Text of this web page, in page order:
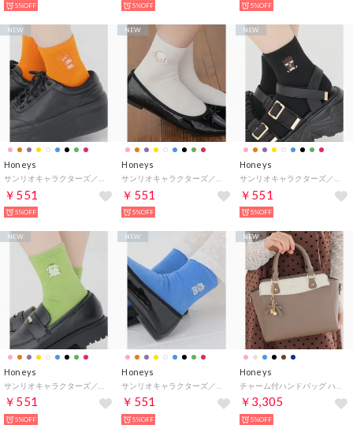
5%OFF 5%OFF 5%OFF
Honeys
￥551
NEW
5%OFF
Honeys
￥551
NEW
5%OFF
Honeys
￥551
NEW
5%OFF
Honeys
￥551
NEW
5%OFF
Honeys
￥551
NEW
5%OFF
Honeys
￥3,305
NEW
5%OFF